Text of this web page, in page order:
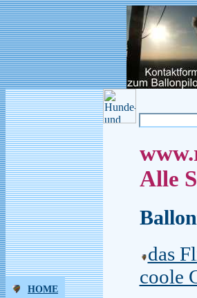
HOME
Alle
das
coole